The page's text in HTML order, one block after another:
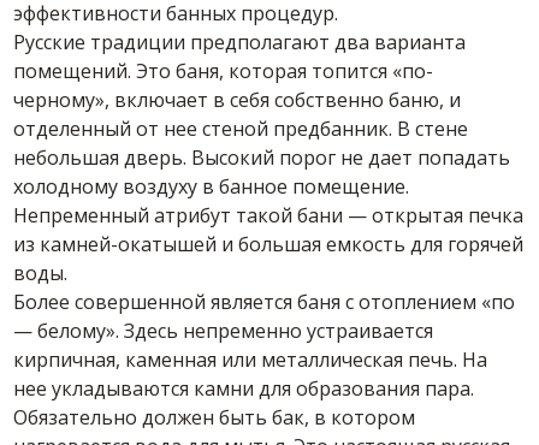
эффективности банных процедур.
Русские традиции предполагают два варианта
помещений. Это баня, которая топится «по-
черному», включает в себя собственно баню, и
отделенный от нее стеной предбанник. В стене
небольшая дверь. Высокий порог не дает попадать
холодному воздуху в банное помещение.
Непременный атрибут такой бани — открытая печка
из камней-окатышей и большая емкость для горячей
воды.
Более совершенной является баня с отоплением «по
— белому». Здесь непременно устраивается
кирпичная, каменная или металлическая печь. На
нее укладываются камни для образования пара.
Обязательно должен быть бак, в котором